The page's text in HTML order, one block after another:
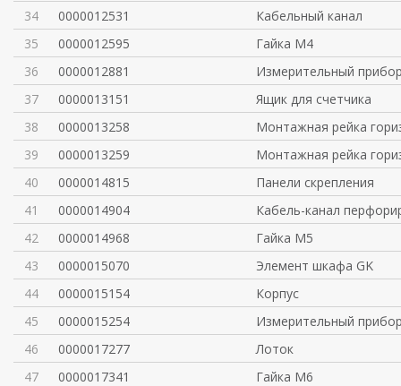
34
0000012531
Кабельный канал
35
0000012595
Гайка М4
36
0000012881
Измерительный
37
0000013151
Ящик для счетчика
38
0000013258
Монтажная рейка
39
0000013259
Монтажная рейка
40
0000014815
Панели скрепления
41
0000014904
Кабель-канал
42
0000014968
Гайка М5
43
0000015070
Элемент шкафа GK
44
0000015154
Корпус
45
0000015254
Измерительный
46
0000017277
Лоток
47
0000017341
Гайка М6